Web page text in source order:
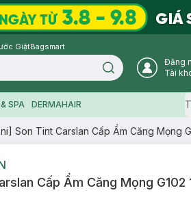
GiặtBagsmart
Search icon
Đăng
Tài
SPA DERMAHAIR
Son Tint Carslan Cấp Ẩm Căng Mọng
Cấp Ẩm Căng Mọng G102